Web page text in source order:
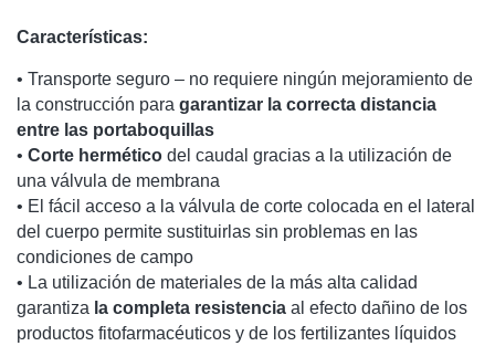
Características:
• Transporte seguro – no requiere ningún mejoramiento de
la construcción para garantizar la correcta distancia
entre las portaboquillas
• Corte hermético del caudal gracias a la utilización de
una válvula de membrana
• El fácil acceso a la válvula de corte colocada en el lateral
del cuerpo permite sustituirlas sin problemas en las
condiciones de campo
• La utilización de materiales de la más alta calidad
garantiza la completa resistencia al efecto dañino de los
productos fitofarmacéuticos y de los fertilizantes líquidos